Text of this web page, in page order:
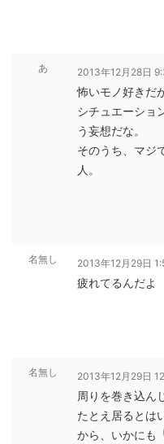
あ 2013年12月28日
怖いモノ好きだ
シチュエーショ
う妄想だな。
そのうち、マジ
人。
名無し 2013年12月29日
疲れてるんだよ
名無し 2013年12月29日
周りを巻き込ん
たとえ居るとは
から、いかにも